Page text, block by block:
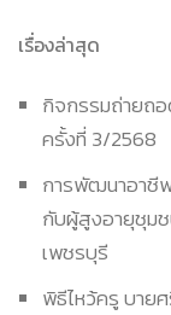
เรื่องล่าสุด
กิจกรรมถ่ายถอ
ครั้งที่ 3/2568
การพัฒนาอาชี
กับผู้สูงอายุชุมช
เพชรบุรี
พิธีไหว้ครู บาย